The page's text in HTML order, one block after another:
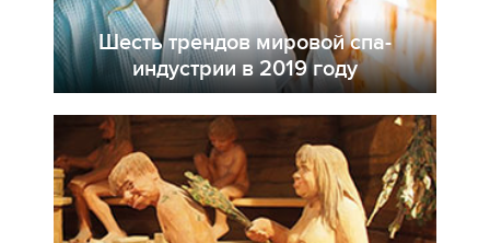
Шесть трендов мировой спа-
индустрии в 2019 году